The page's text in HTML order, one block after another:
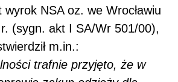
wyrok NSA oz. we Wrocławiu
(sygn. akt I SA/Wr 501/00),
m.in.:
trafnie przyjęto, że w